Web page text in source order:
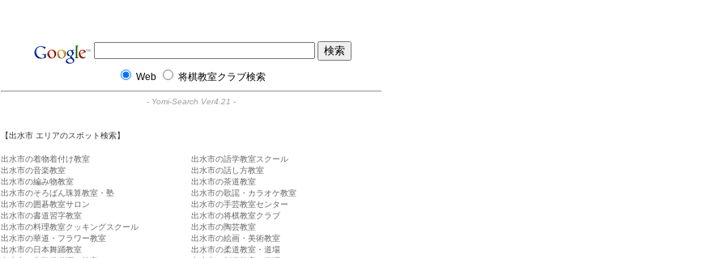
Web 将棋教室クラブ検索
- Yomi-Search Ver4.21 -
【出水市 エリアのスポット検索】
出水市の着物着付け教室
出水市の語学教室スクール
出水市の音楽教室
出水市の話し方教室
出水市の編み物教室
出水市の茶道教室
出水市のそろばん珠算教室・塾
出水市の歌謡・カラオケ教室
出水市の囲碁教室サロン
出水市の手芸教室センター
出水市の書道習字教室
出水市の将棋教室クラブ
出水市の料理教室クッキングスクール
出水市の陶芸教室
出水市の華道・フラワー教室
出水市の絵画・美術教室
出水市の日本舞踊教室
出水市の柔道教室・道場